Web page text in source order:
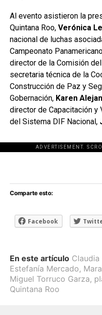
Al evento asistieron la
Quintana Roo, Verónica
nacional de luchas
Campeonato
director de la Comisión
secretaria técnica de la
Construcción de Paz y
Gobernación, Karen
director de Capacitación y
del Sistema DIF Nacional,
ADVERTISEMENT.
Comparte esto:
Facebook
En este artículo Claudia
Estefanía Mercado,
Miguel Torruco Garza,
Quintana Roo